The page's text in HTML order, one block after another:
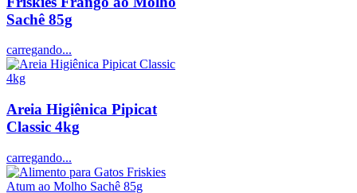
Sachê 85g
carregando...
Areia Higiênica Pipicat
Classic 4kg
carregando...